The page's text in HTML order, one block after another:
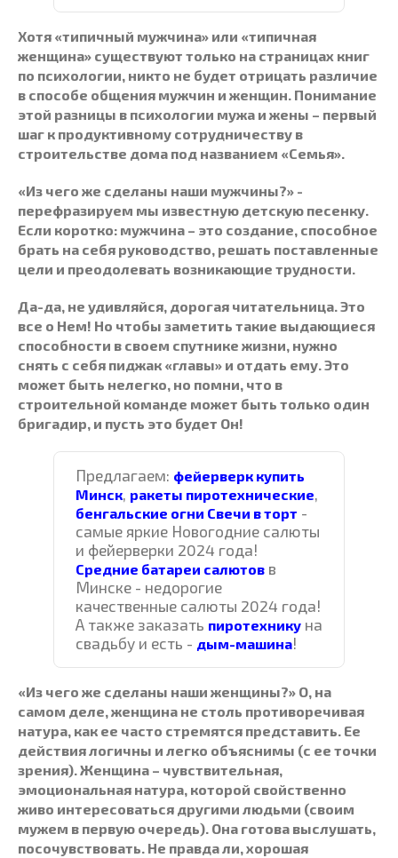
Хотя «типичный мужчина» или «типичная
женщина» существуют только на страницах книг
по психологии, никто не будет отрицать различие
в способе общения мужчин и женщин. Понимание
этой разницы в психологии мужа и жены – первый
шаг к продуктивному сотрудничеству в
строительстве дома под названием «Семья».
«Из чего же сделаны наши мужчины?» -
перефразируем мы известную детскую песенку.
Если коротко: мужчина – это создание, способное
брать на себя руководство, решать поставленные
цели и преодолевать возникающие трудности.
Да-да, не удивляйся, дорогая читательница. Это
все о Нем! Но чтобы заметить такие выдающиеся
способности в своем спутнике жизни, нужно
снять с себя пиджак «главы» и отдать ему. Это
может быть нелегко, но помни, что в
строительной команде может быть только один
бригадир, и пусть это будет Он!
Предлагаем: фейерверк купить
Минск, ракеты пиротехнические,
бенгальские огни Свечи в торт -
самые яркие Новогодние салюты
и фейерверки 2024 года!
Средние батареи салютов в
Минске - недорогие
качественные салюты 2024 года!
А также заказать пиротехнику на
свадьбу и есть - дым-машина!
«Из чего же сделаны наши женщины?» О, на
самом деле, женщина не столь противоречивая
натура, как ее часто стремятся представить. Ее
действия логичны и легко объяснимы (с ее точки
зрения). Женщина – чувствительная,
эмоциональная натура, которой свойственно
живо интересоваться другими людьми (своим
мужем в первую очередь). Она готова выслушать,
посочувствовать. Не правда ли, хорошая